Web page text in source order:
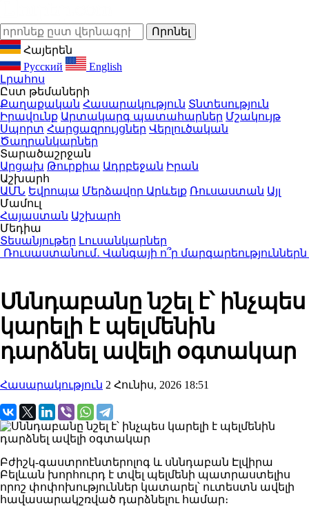
Հայերեն
Русский
English
Լրահոս
Ըստ թեմաների
Քաղաքական Հասարակություն Տնտեսություն
Իրավունք Արտակարգ պատահարներ Մշակույթ
Սպորտ Հարցազրույցներ Վերլուծական
Ծաղրանկարներ
Տարածաշրջան
Արցախ Թուրքիա Ադրբեջան Իրան
Աշխարհ
ԱՄՆ Եվրոպա Մերձավոր Արևելք Ռուսաստան Այլ
Մամուլ
Հայաստան Աշխարհ
Մեդիա
Տեսանյութեր Լուսանկարներ
Վանգայի ո՞ր մարգարեություններն
Սննդաբանը նշել է՝ ինչպես
կարելի է պելմենին
դարձնել ավելի օգտակար
Հասարակություն 2 Հունիս, 2026 18:51
Բժիշկ-գաստրոէնտերոլոգ և սննդաբան Էլվիրա
Բելևան խորհուրդ է տվել պելմենի պատրաստելիս
որոշ փոփոխություններ կատարել՝ ուտեստն ավելի
հավասարակշռված դարձնելու համար։